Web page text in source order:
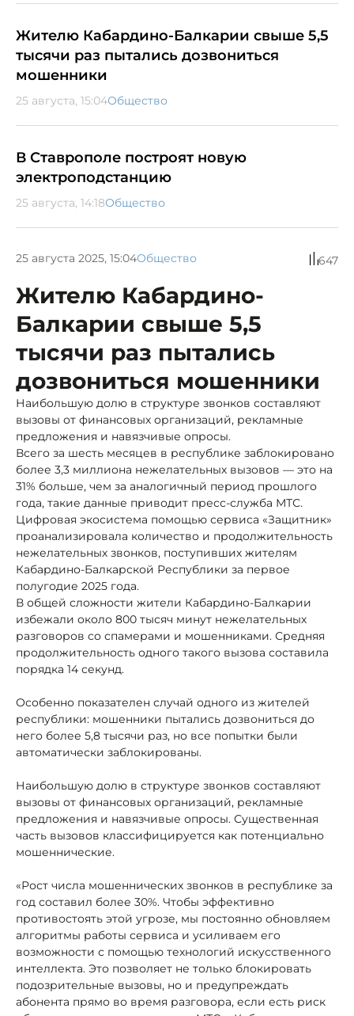
Жителю Кабардино-Балкарии свыше 5,5
тысячи раз пытались дозвониться
мошенники
25 августа, 15:04Общество
В Ставрополе построят новую
электроподстанцию
25 августа, 14:18Общество
25 августа 2025, 15:04Общество 647
Жителю Кабардино-
Балкарии свыше 5,5
тысячи раз пытались
дозвониться мошенники
Наибольшую долю в структуре звонков составляют
вызовы от финансовых организаций, рекламные
предложения и навязчивые опросы.
Всего за шесть месяцев в республике заблокировано
более 3,3 миллиона нежелательных вызовов — это на
31% больше, чем за аналогичный период прошлого
года, такие данные приводит пресс-служба МТС.
Цифровая экосистема помощью сервиса «Защитник»
проанализировала количество и продолжительность
нежелательных звонков, поступивших жителям
Кабардино-Балкарской Республики за первое
полугодие 2025 года.
В общей сложности жители Кабардино-Балкарии
избежали около 800 тысяч минут нежелательных
разговоров со спамерами и мошенниками. Средняя
продолжительность одного такого вызова составила
порядка 14 секунд.
Особенно показателен случай одного из жителей
республики: мошенники пытались дозвониться до
него более 5,8 тысячи раз, но все попытки были
автоматически заблокированы.
Наибольшую долю в структуре звонков составляют
вызовы от финансовых организаций, рекламные
предложения и навязчивые опросы. Существенная
часть вызовов классифицируется как потенциально
мошеннические.
«Рост числа мошеннических звонков в республике за
год составил более 30%. Чтобы эффективно
противостоять этой угрозе, мы постоянно обновляем
алгоритмы работы сервиса и усиливаем его
возможности с помощью технологий искусственного
интеллекта. Это позволяет не только блокировать
подозрительные вызовы, но и предупреждать
абонента прямо во время разговора, если есть риск